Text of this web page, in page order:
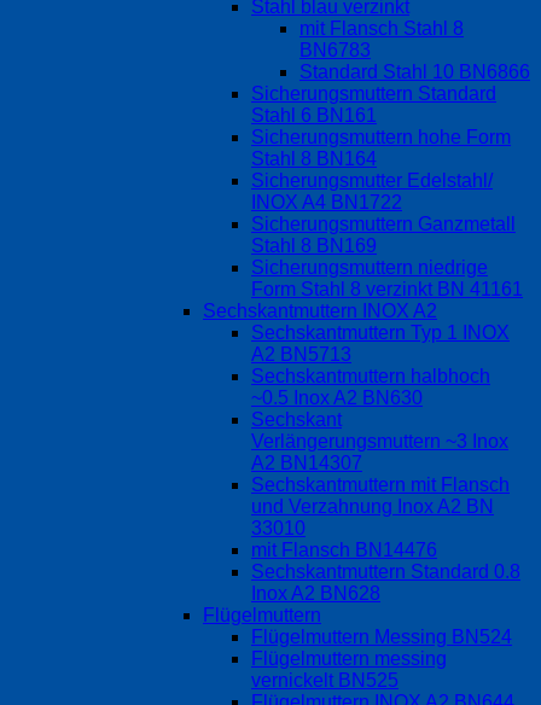
Stahl blau verzinkt
mit Flansch Stahl 8
BN6783
Standard Stahl 10 BN6866
Sicherungsmuttern Standard
Stahl 6 BN161
Sicherungsmuttern hohe Form
Stahl 8 BN164
Sicherungsmutter Edelstahl/
INOX A4 BN1722
Sicherungsmuttern Ganzmetall
Stahl 8 BN169
Sicherungsmuttern niedrige
Form Stahl 8 verzinkt BN 41161
Sechskantmuttern INOX A2
Sechskantmuttern Typ 1 INOX
A2 BN5713
Sechskantmuttern halbhoch
~0.5 Inox A2 BN630
Sechskant
Verlängerungsmuttern ~3 Inox
A2 BN14307
Sechskantmuttern mit Flansch
und Verzahnung Inox A2 BN
33010
mit Flansch BN14476
Sechskantmuttern Standard 0.8
Inox A2 BN628
Flügelmuttern
Flügelmuttern Messing BN524
Flügelmuttern messing
vernickelt BN525